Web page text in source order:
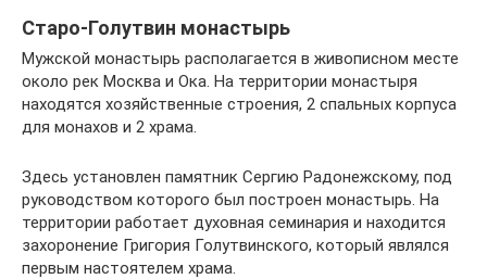
Старо-Голутвин монастырь
Мужской монастырь располагается в живописном месте
около рек Москва и Ока. На территории монастыря
находятся хозяйственные строения, 2 спальных корпуса
для монахов и 2 храма.
Здесь установлен памятник Сергию Радонежскому, под
руководством которого был построен монастырь. На
территории работает духовная семинария и находится
захоронение Григория Голутвинского, который являлся
первым настоятелем храма.